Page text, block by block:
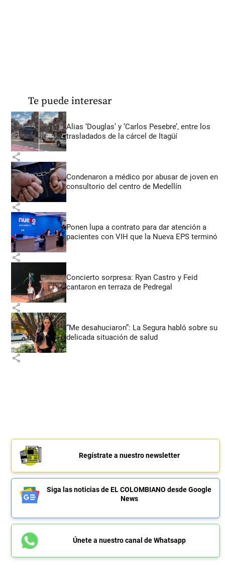
Te puede interesar
Alias ‘Douglas’ y ‘Carlos Pesebre’, entre los
trasladados de la cárcel de Itagüí
share
Condenaron a médico por abusar de joven en
consultorio del centro de Medellín
share
Ponen lupa a contrato para dar atención a
pacientes con VIH que la Nueva EPS terminó
share
Concierto sorpresa: Ryan Castro y Feid
cantaron en terraza de Pedregal
share
“Me desahuciaron”: La Segura habló sobre su
delicada situación de salud
share
Regístrate a nuestro newsletter
Siga las noticias de EL COLOMBIANO desde Google
News
Únete a nuestro canal de Whatsapp